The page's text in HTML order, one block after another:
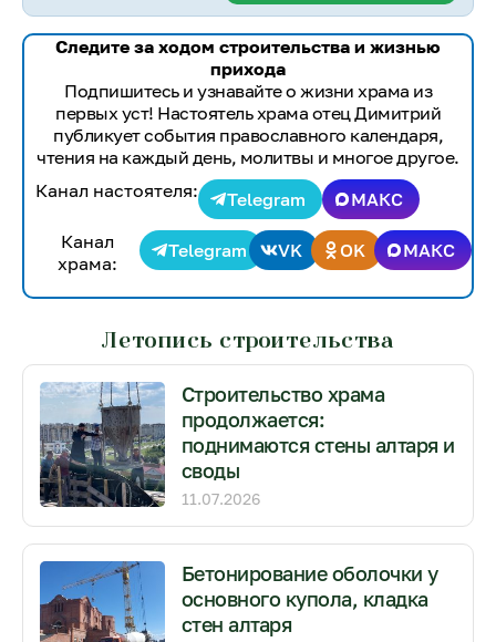
Следите за ходом строительства и жизнью
прихода
Подпишитесь и узнавайте о жизни храма из
первых уст! Настоятель храма отец Димитрий
публикует события православного календаря,
чтения на каждый день, молитвы и многое другое.
Канал настоятеля:
Telegram
МАКС
Канал
храма:
Telegram VK OK МАКС
Летопись строительства
Строительство храма
продолжается:
поднимаются стены алтаря и
своды
11.07.2026
Бетонирование оболочки у
основного купола, кладка
стен алтаря